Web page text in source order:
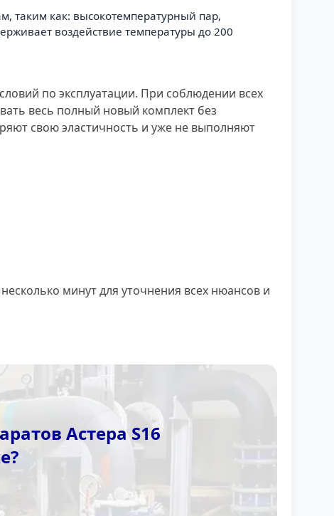
таким как: высокотемпературный пар,
воздействие температуры до 200
по эксплуатации. При соблюдении всех
весь полный новый комплект без
свою эластичность и уже не выполняют
минут для уточнения всех нюансов и
Астера S16